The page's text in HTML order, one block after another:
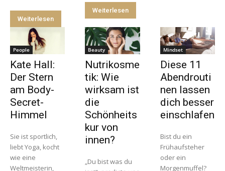
Weiterlesen
Weiterlesen
People
Kate Hall:
Der Stern
am Body-
Secret-
Himmel
Sie ist sportlich,
liebt Yoga, kocht
wie eine
Weltmeisterin,
Beauty
Nutrikosme
tik: Wie
wirksam ist
die
Schönheits
kur von
innen?
„Du bist was du
Mindset
Diese 11
Abendrouti
nen lassen
dich besser
einschlafen
Bist du ein
Frühaufsteher
oder ein
Morgenmuffel?